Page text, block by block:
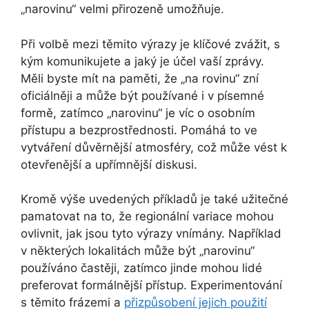
„narovinu“ velmi přirozeně umožňuje.
Při volbě mezi těmito výrazy je klíčové zvážit, s
kým komunikujete a jaký je účel vaší zprávy.
Měli byste mít na paměti, že „na rovinu“ zní
oficiálněji a může být používané i v písemné
formě, zatímco „narovinu“ je víc o osobním
přístupu a bezprostřednosti. Pomáhá to ve
vytváření důvěrnější atmosféry, což může vést k
otevřenější a upřímnější diskusi.
Kromě výše uvedených příkladů je také užitečné
pamatovat na to, že regionální variace mohou
ovlivnit, jak jsou tyto výrazy vnímány. Například
v některých lokalitách může být „narovinu“
používáno častěji, zatímco jinde mohou lidé
preferovat formálnější přístup. Experimentování
s těmito frázemi a přizpůsobení jejich použití